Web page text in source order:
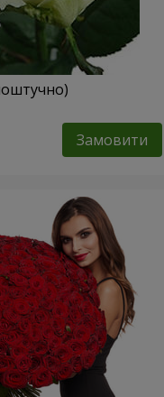
Замовити